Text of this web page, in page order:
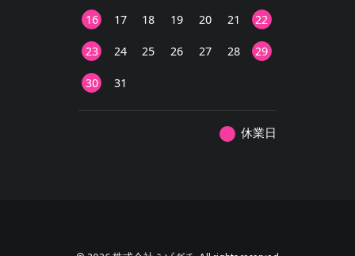
16
17 18 19 20 21
22
23
24 25 26 27 28
29
30
31
休業日